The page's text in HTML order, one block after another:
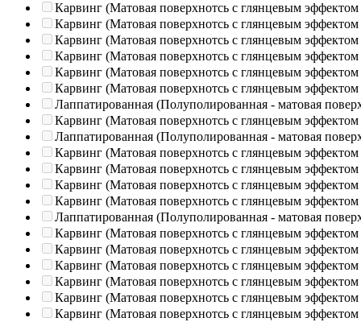
Карвинг (Матовая поверхнотсь с глянцевым эффектом
Карвинг (Матовая поверхнотсь с глянцевым эффектом
Карвинг (Матовая поверхнотсь с глянцевым эффектом
Карвинг (Матовая поверхнотсь с глянцевым эффектом
Карвинг (Матовая поверхнотсь с глянцевым эффектом
Карвинг (Матовая поверхнотсь с глянцевым эффектом
Лаппатированная (Полуполированная - матовая
Карвинг (Матовая поверхнотсь с глянцевым эффектом
Лаппатированная (Полуполированная - матовая
Карвинг (Матовая поверхнотсь с глянцевым эффектом
Карвинг (Матовая поверхнотсь с глянцевым эффектом
Карвинг (Матовая поверхнотсь с глянцевым эффектом
Карвинг (Матовая поверхнотсь с глянцевым эффектом
Лаппатированная (Полуполированная - матовая
Карвинг (Матовая поверхнотсь с глянцевым эффектом
Карвинг (Матовая поверхнотсь с глянцевым эффектом
Карвинг (Матовая поверхнотсь с глянцевым эффектом
Карвинг (Матовая поверхнотсь с глянцевым эффектом
Карвинг (Матовая поверхнотсь с глянцевым эффектом
Карвинг (Матовая поверхнотсь с глянцевым эффектом